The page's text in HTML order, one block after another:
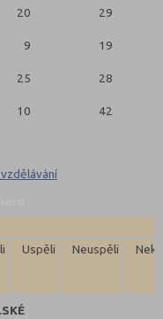
20 29
9 19
25 28
10 42
Uspěli Neuspěli